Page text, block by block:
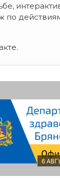
по
6